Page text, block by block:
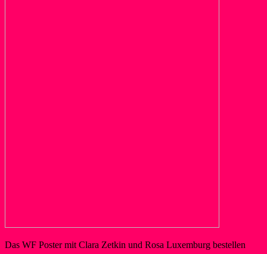
Das WF Poster mit Clara Zetkin und Rosa Luxemburg bestellen